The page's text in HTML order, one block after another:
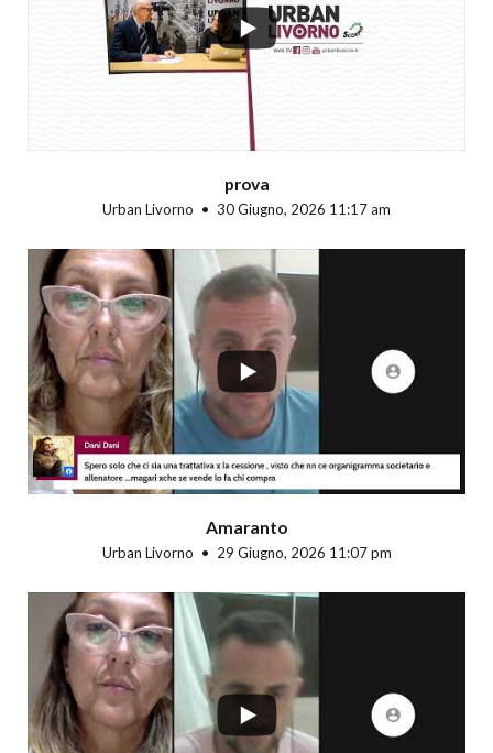
prova
Urban Livorno 30 Giugno, 2026 11:17 am
Amaranto
Urban Livorno 29 Giugno, 2026 11:07 pm